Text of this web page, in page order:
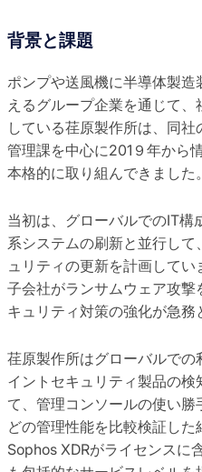
背景と課題
ポンプや送風機に半導体製
えるグループ企業を通じて
している荏原製作所は、同
管理課を中心に201９年から
本格的に取り組んできました。
当初は、グローバルでのIT構
系システムの刷新と並行し
ュリティの更新を計画して
子会社がランサムウェア攻
キュリティ対策の強化が急務
荏原製作所はグローバルで
イントセキュリティ製品の
て、管理コンソールの使い
どの管理性能を比較検証し
Sophos XDRがライセンスに